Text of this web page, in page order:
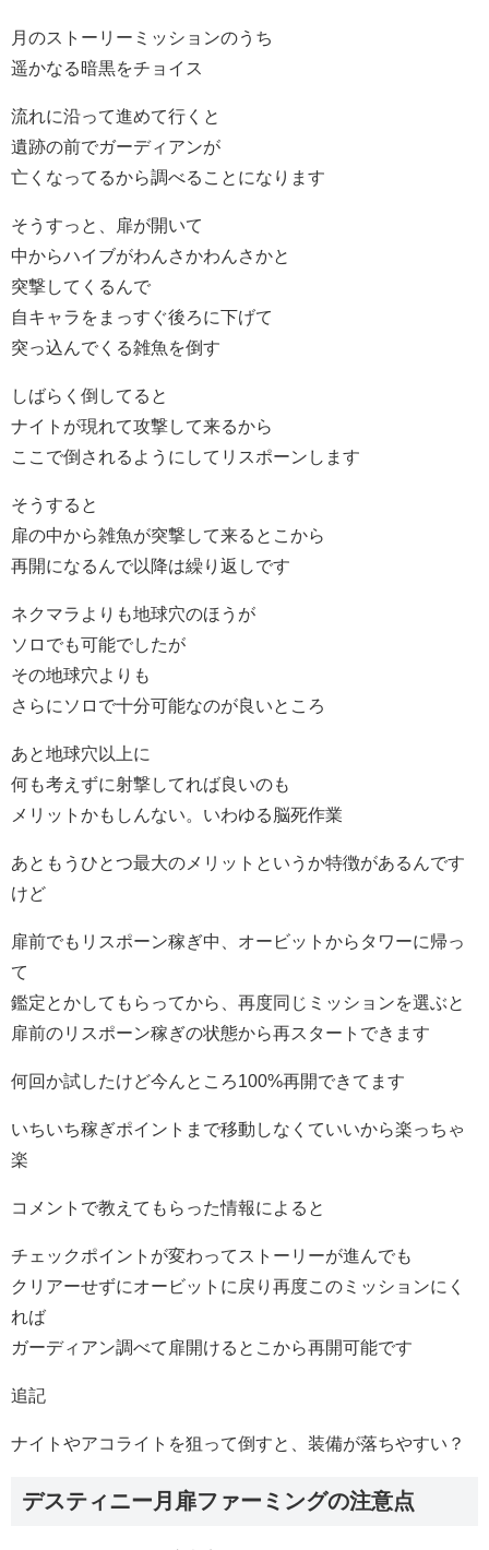
月のストーリーミッションのうち
遥かなる暗黒をチョイス
流れに沿って進めて行くと
遺跡の前でガーディアンが
亡くなってるから調べることになります
そうすっと、扉が開いて
中からハイブがわんさかわんさかと
突撃してくるんで
自キャラをまっすぐ後ろに下げて
突っ込んでくる雑魚を倒す
しばらく倒してると
ナイトが現れて攻撃して来るから
ここで倒されるようにしてリスポーンします
そうすると
扉の中から雑魚が突撃して来るとこから
再開になるんで以降は繰り返しです
ネクマラよりも地球穴のほうが
ソロでも可能でしたが
その地球穴よりも
さらにソロで十分可能なのが良いところ
あと地球穴以上に
何も考えずに射撃してれば良いのも
メリットかもしんない。いわゆる脳死作業
あともうひとつ最大のメリットというか特徴があるんです
けど
扉前でもリスポーン稼ぎ中、オービットからタワーに帰っ
て
鑑定とかしてもらってから、再度同じミッションを選ぶと
扉前のリスポーン稼ぎの状態から再スタートできます
何回か試したけど今んところ100%再開できてます
いちいち稼ぎポイントまで移動しなくていいから楽っちゃ
楽
コメントで教えてもらった情報によると
チェックポイントが変わってストーリーが進んでも
クリアーせずにオービットに戻り再度このミッションにく
れば
ガーディアン調べて扉開けるとこから再開可能です
追記
ナイトやアコライトを狙って倒すと、装備が落ちやすい？
デスティニー月扉ファーミングの注意点